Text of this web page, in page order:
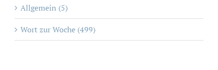
Allgemein (5)
Wort zur Woche (499)